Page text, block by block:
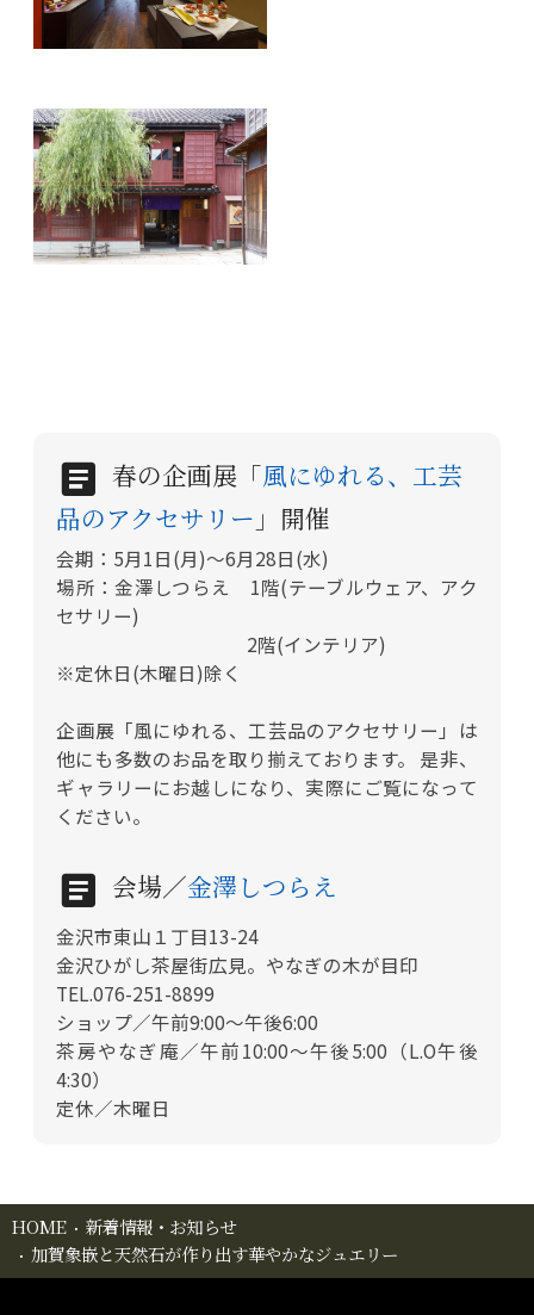
春の企画展「風にゆれる、工芸
品のアクセサリー 」開催
会期：5月1日(月)～6月28日(水)
場所：金澤しつらえ 1階(テーブルウェア、アク
セサリー)
2階(インテリア)
※定休日(木曜日)除く
企画展「風にゆれる、工芸品のアクセサリー」は
他にも多数のお品を取り揃えております。 是非、
ギャラリーにお越しになり、実際にご覧になって
ください。
会場／金澤しつらえ
金沢市東山１丁目13-24
金沢ひがし茶屋街広見。やなぎの木が目印
TEL.076-251-8899
ショップ／午前9:00～午後6:00
茶房やなぎ庵／午前10:00～午後5:00（L.O午後
4:30）
定休／木曜日
HOME
新着情報・お知らせ
加賀象嵌と天然石が作り出す華やかなジュエリー